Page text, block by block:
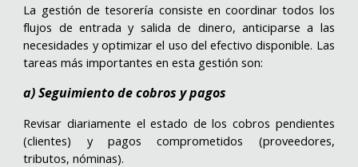
La gestión de tesorería consiste en coordinar todos los
flujos de entrada y salida de dinero, anticiparse a las
necesidades y optimizar el uso del efectivo disponible. Las
tareas más importantes en esta gestión son:
a) Seguimiento de cobros y pagos
Revisar diariamente el estado de los cobros pendientes
(clientes) y pagos comprometidos (proveedores,
tributos, nóminas).